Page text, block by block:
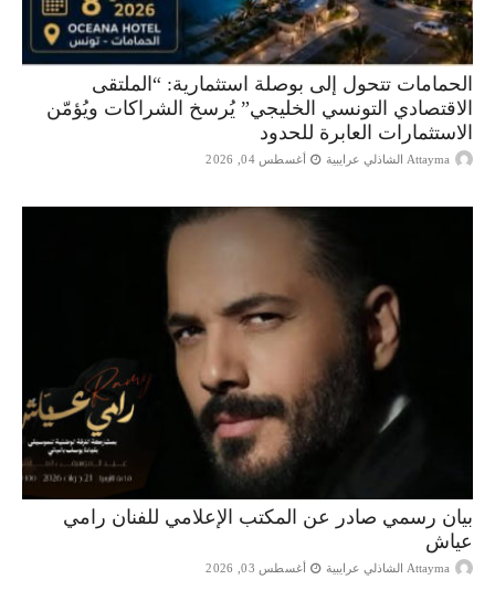
الحمامات تتحول إلى بوصلة استثمارية: “الملتقى
الاقتصادي التونسي الخليجي” يُرسخ الشراكات ويُؤمّن
الاستثمارات العابرة للحدود
Attayma الشاذلي عرايبية أغسطس 04, 2026
بيان رسمي صادر عن المكتب الإعلامي للفنان رامي
عياش
Attayma الشاذلي عرايبية أغسطس 03, 2026